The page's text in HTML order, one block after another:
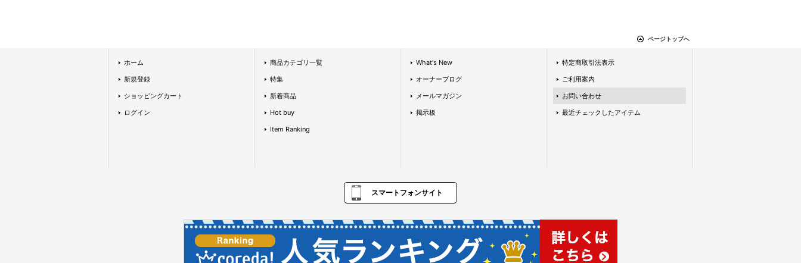
ページトップへ
ホーム
新規登録
ショッピングカート
ログイン
商品カテゴリ一覧
特集
新着商品
Hot buy
Item Ranking
What's New
オーナーブログ
メールマガジン
掲示板
特定商取引法表示
ご利用案内
お問い合わせ
最近チェックしたアイテム
スマートフォンサイト